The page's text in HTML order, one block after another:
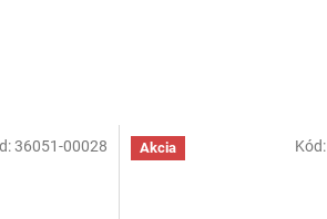
36051-00028 Akcia Kód: